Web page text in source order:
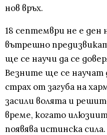
нов връх.
18 септември не е ден
вътрешно
ще се научи да се
Везните ще се научат
страх от загуба на
засили волята и
време, когато
появява истинска сила.